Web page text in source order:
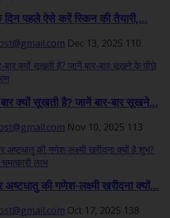
दिन पहले ऐसे करें स्किन की तैयारी,...
Dec 13, 2025 110
क्यों सूखती है? जानें बार-बार सूखने...
Nov 10, 2025 113
की गणेश-लक्ष्मी खरीदना क्यों...
Oct 17, 2025 138